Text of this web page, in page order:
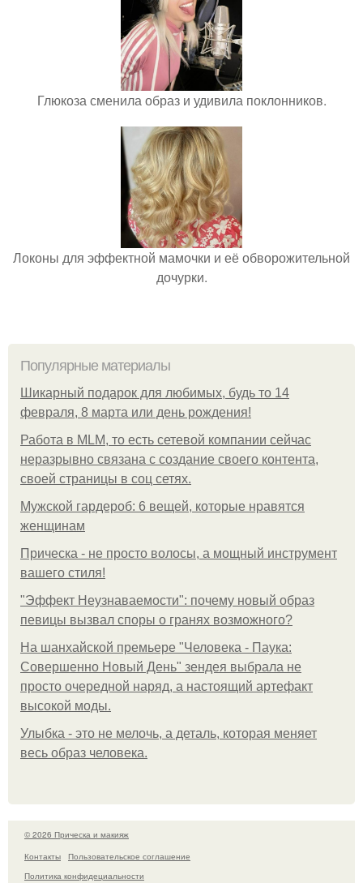
Глюкоза сменила образ и удивила поклонников.
Локоны для эффектной мамочки и её обворожительной
дочурки.
Популярные материалы
Шикарный подарок для любимых, будь то 14
февраля, 8 марта или день рождения!
Работа в MLM, то есть сетевой компании сейчас
неразрывно связана с создание своего контента,
своей страницы в соц сетях.
Мужской гардероб: 6 вещей, которые нравятся
женщинам
Прическа - не просто волосы, а мощный инструмент
вашего стиля!
"Эффект Неузнаваемости": почему новый образ
певицы вызвал споры о гранях возможного?
На шанхайской премьере "Человека - Паука:
Совершенно Новый День" зендея выбрала не
просто очередной наряд, а настоящий артефакт
высокой моды.
Улыбка - это не мелочь, а деталь, которая меняет
весь образ человека.
© 2026 Прическа и макияж
Контакты
Пользовательское соглашение
Политика конфидециальности